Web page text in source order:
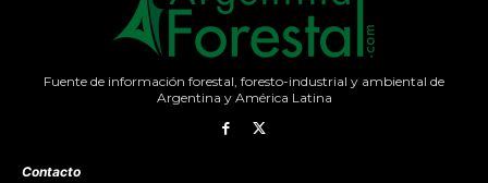
Fuente de información forestal, foresto-industrial y ambiental de
Argentina y América Latina
Contacto